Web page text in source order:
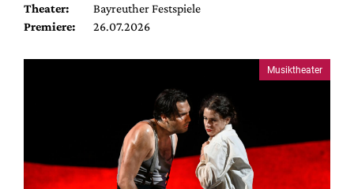
Theater:
Bayreuther Festspiele
Premiere:
26.07.2026
Musiktheater